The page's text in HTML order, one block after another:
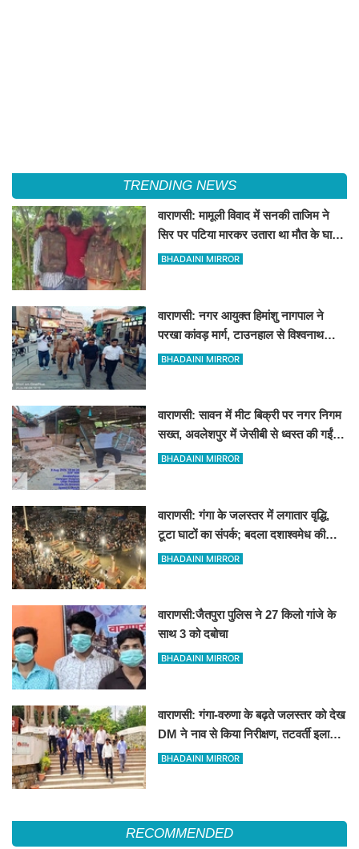
TRENDING NEWS
वाराणसी: मामूली विवाद में सनकी ताजिम ने
सिर पर पटिया मारकर उतारा था मौत के घाट,
पत्नी रहती है मायके, जानें पूरा घटनाक्रम
BHADAINI MIRROR
वाराणसी: नगर आयुक्त हिमांशु नागपाल ने
परखा कांवड़ मार्ग, टाउनहाल से विश्वनाथ
मंदिर तक किया पैदल और गोल्फ कार्ट से
BHADAINI MIRROR
वाराणसी: सावन में मीट बिक्री पर नगर निगम
सख्त, अवलेशपुर में जेसीबी से ध्वस्त की गईं
12 दुकानें
BHADAINI MIRROR
वाराणसी: गंगा के जलस्तर में लगातार वृद्धि,
टूटा घाटों का संपर्क; बदला दशाश्वमेध की
विश्वप्रसिद्ध महाआरती का स्थान
BHADAINI MIRROR
वाराणसी:जैतपुरा पुलिस ने 27 किलो गांजे के
साथ 3 को दबोचा
BHADAINI MIRROR
वाराणसी: गंगा-वरुणा के बढ़ते जलस्तर को देख
DM ने नाव से किया निरीक्षण, तटवर्ती इलाकों
के लिए अलर्ट जारी
BHADAINI MIRROR
RECOMMENDED